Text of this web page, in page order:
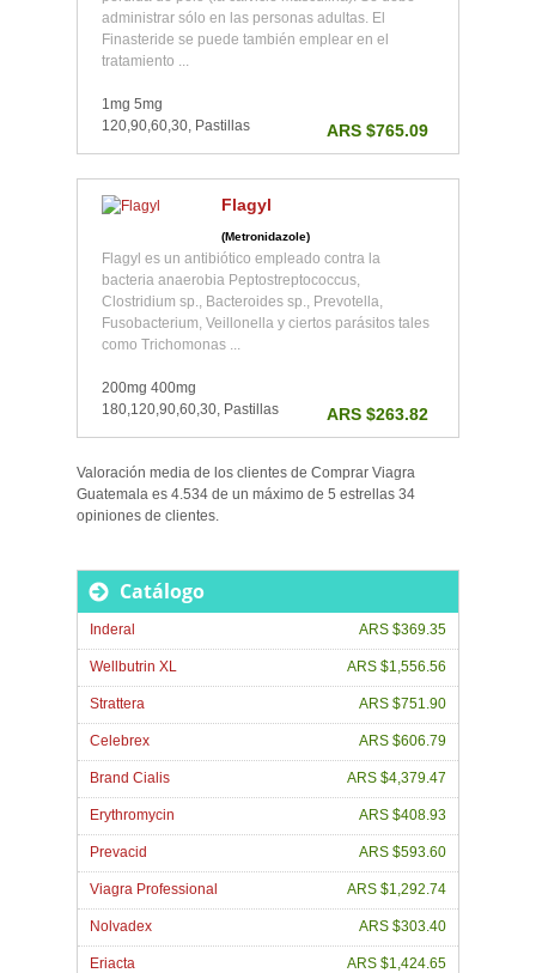
administrar sólo en las personas adultas. El
Finasteride se puede también emplear en el
tratamiento ...
1mg 5mg
120,90,60,30, Pastillas
ARS $765.09
Flagyl
(Metronidazole)
Flagyl es un antibiótico empleado contra la
bacteria anaerobia Peptostreptococcus,
Clostridium sp., Bacteroides sp., Prevotella,
Fusobacterium, Veillonella y ciertos parásitos tales
como Trichomonas ...
200mg 400mg
180,120,90,60,30, Pastillas
ARS $263.82
Valoración media de los clientes de Comprar Viagra
Guatemala es 4.534 de un máximo de 5 estrellas 34
opiniones de clientes.
Catálogo
Inderal ARS $369.35
Wellbutrin XL ARS $1,556.56
Strattera ARS $751.90
Celebrex ARS $606.79
Brand Cialis ARS $4,379.47
Erythromycin ARS $408.93
Prevacid ARS $593.60
Viagra Professional ARS $1,292.74
Nolvadex ARS $303.40
Eriacta ARS $1,424.65